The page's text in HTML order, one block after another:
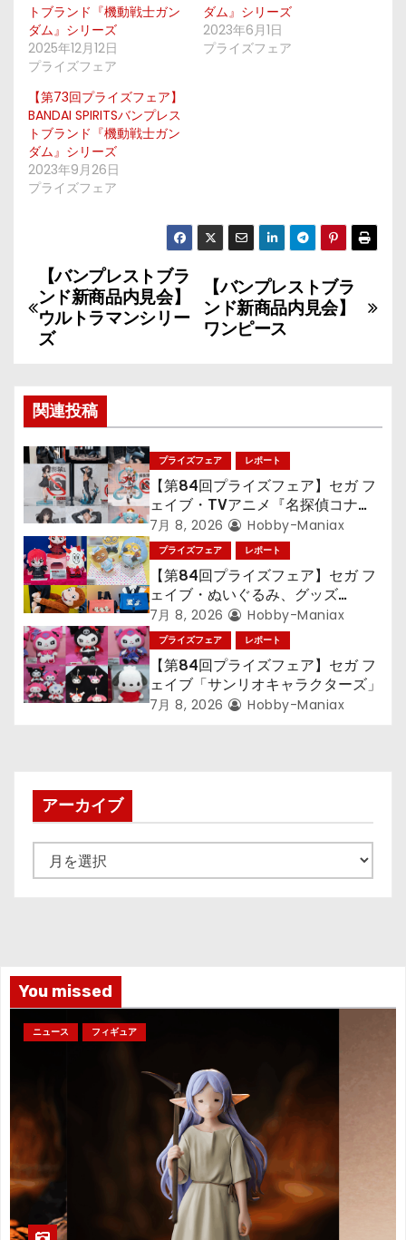
トブランド『機動戦士ガン
ダム』シリーズ
2025年12月12日
プライズフェア
ダム』シリーズ
2023年6月1日
プライズフェア
【第73回プライズフェア】
BANDAI SPIRITSバンプレス
トブランド『機動戦士ガン
ダム』シリーズ
2023年9月26日
プライズフェア
投
稿
ビ
ゲ
ー
シ
ョ
ン
【バンプレストブラ
ンド新商品内見会】
ワンピース
【バンプレストブラ
ンド新商品内見会】
ウルトラマンシリー
ズ
関連投稿
プライズフェア レポート
【第84回プライズフェア】セガ フ
ェイブ・TVアニメ『名探偵コナ
ン』TVアニメ『呪術廻戦』『〈物
語〉シリーズ』「初音ミク」
7月 8, 2026 Hobby-Maniax
プライズフェア レポート
【第84回プライズフェア】セガ フ
ェイブ・ぬいぐるみ、グッズ
『LiSA』『ミニオン』『おさるの
ジョージ』『ポケットモンスター』
7月 8, 2026 Hobby-Maniax
プライズフェア レポート
【第84回プライズフェア】セガ フ
ェイブ「サンリオキャラクターズ」
7月 8, 2026 Hobby-Maniax
アーカイブ
ー
You missed
ニュース フィギュア